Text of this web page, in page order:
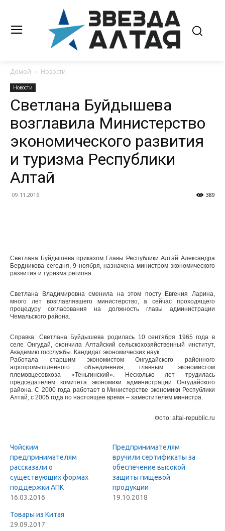
Домой Новости
Новости
Светлана Буйдышева
возглавила Министерство
экономического развития
и туризма Республики
Алтай
09.11.2016 389
Светлана Буйдышева приказом Главы Республики Алтай Александра
Бердникова сегодня, 9 ноября, назначена министром экономического
развития и туризма региона.
Светлана Владимировна сменила на этом посту Евгения Ларина,
много лет возглавлявшего министерство, а сейчас проходящего
процедуру согласования на должность главы администрации
Чемальского района.
Справка: Светлана Буйдышева родилась 10 сентября 1965 года в
селе Онгудай, окончила Алтайский сельскохозяйственный институт,
Академию госслужбы. Кандидат экономических наук.
Работала старшим экономистом Онгудайского районного
агропромышленного объединения, главным экономистом
племовцесовхоза «Теньгинский». Несколько лет трудилась
председателем комитета экономики администрации Онгудайского
района. С 2000 года работает в Министерстве экономики Республики
Алтай, с 2005 года по настоящее время – заместителем министра.
Фото: altai-republic.ru
Чойским
предпринимателям
рассказали о
существующих формах
поддержки АПК
16.03.2016
Предпринимателям
вручили сертификаты за
обеспечение высокой
защиты пищевой
продукции
19.10.2018
Товары из Китая
29.09.2017